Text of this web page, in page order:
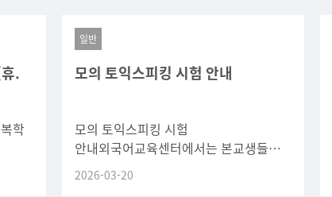
.
학
일반
모의 토익스피킹 시험 안내
모의 토익스피킹 시험
안내외국어교육센터에서는 본교생들의
외국어 능력 향상 및 취업 경쟁력 강화를
위해 학기 중에도 모의 토익스피킹
2026-03-20